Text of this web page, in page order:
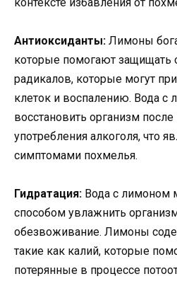
Антиоксиданты: Лимоны
которые помогают защищать
радикалов, которые могут
клеток и воспалению. Вода
восстановить организм
употребления алкоголя, что
симптомами похмелья.
Гидратация: Вода с лимоном
способом увлажнить
обезвоживание. Лимоны
такие как калий, которые
потерянные в процессе